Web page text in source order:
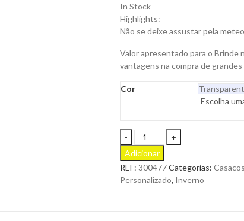
In Stock
Highlights:
Não se deixe assustar pela
Valor apresentado para o Brinde
vantagens na compra de
Cor
Impermeável
de
Chuva
Rerain
em
Adicionar
REF: 300477Categorias: Casacos
Personalizado, Inverno